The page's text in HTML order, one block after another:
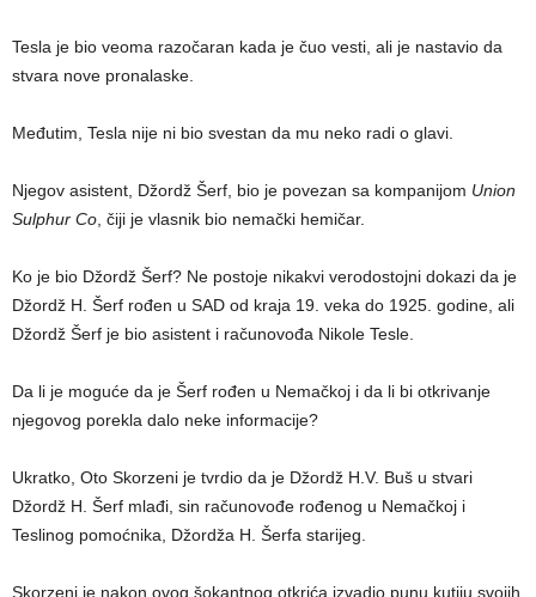
Tesla je bio veoma razočaran kada je čuo vesti, ali je nastavio da
stvara nove pronalaske.
Međutim, Tesla nije ni bio svestan da mu neko radi o glavi.
Njegov asistent, Džordž Šerf, bio je povezan sa kompanijom Union
Sulphur Co , čiji je vlasnik bio nemački hemičar.
Ko je bio Džordž Šerf? Ne postoje nikakvi verodostojni dokazi da je
Džordž H. Šerf rođen u SAD od kraja 19. veka do 1925. godine, ali
Džordž Šerf je bio asistent i računovođa Nikole Tesle.
Da li je moguće da je Šerf rođen u Nemačkoj i da li bi otkrivanje
njegovog porekla dalo neke informacije?
Ukratko, Oto Skorzeni je tvrdio da je Džordž H.V. Buš u stvari
Džordž H. Šerf mlađi, sin računovođe rođenog u Nemačkoj i
Teslinog pomoćnika, Džordža H. Šerfa starijeg.
Skorzeni je nakon ovog šokantnog otkrića izvadio punu kutiju svojih